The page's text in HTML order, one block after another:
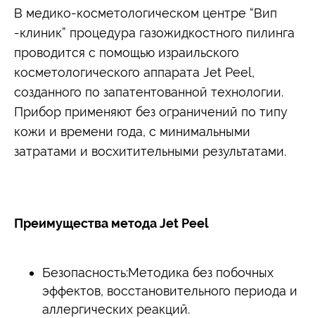
В медико-косметологическом центре “Вип
-клиник” процедура газожидкостного пилинга
проводится с помощью израильского
косметологического аппарата Jet Peel,
созданного по запатентованной технологии.
Прибор применяют без ограничений по типу
кожи и времени года, с минимальными
затратами и восхитительными результатами.
Преимущества метода Jet Peel
Безопасность:Методика без побочных
эффектов, восстановительного периода и
аллергических реакций.